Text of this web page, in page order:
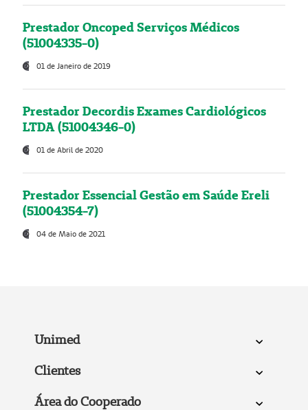
Prestador Oncoped Serviços Médicos
(51004335-0)
01 de Janeiro de 2019
Prestador Decordis Exames Cardiológicos
LTDA (51004346-0)
01 de Abril de 2020
Prestador Essencial Gestão em Saúde Ereli
(51004354-7)
04 de Maio de 2021
Unimed
Clientes
Área do Cooperado